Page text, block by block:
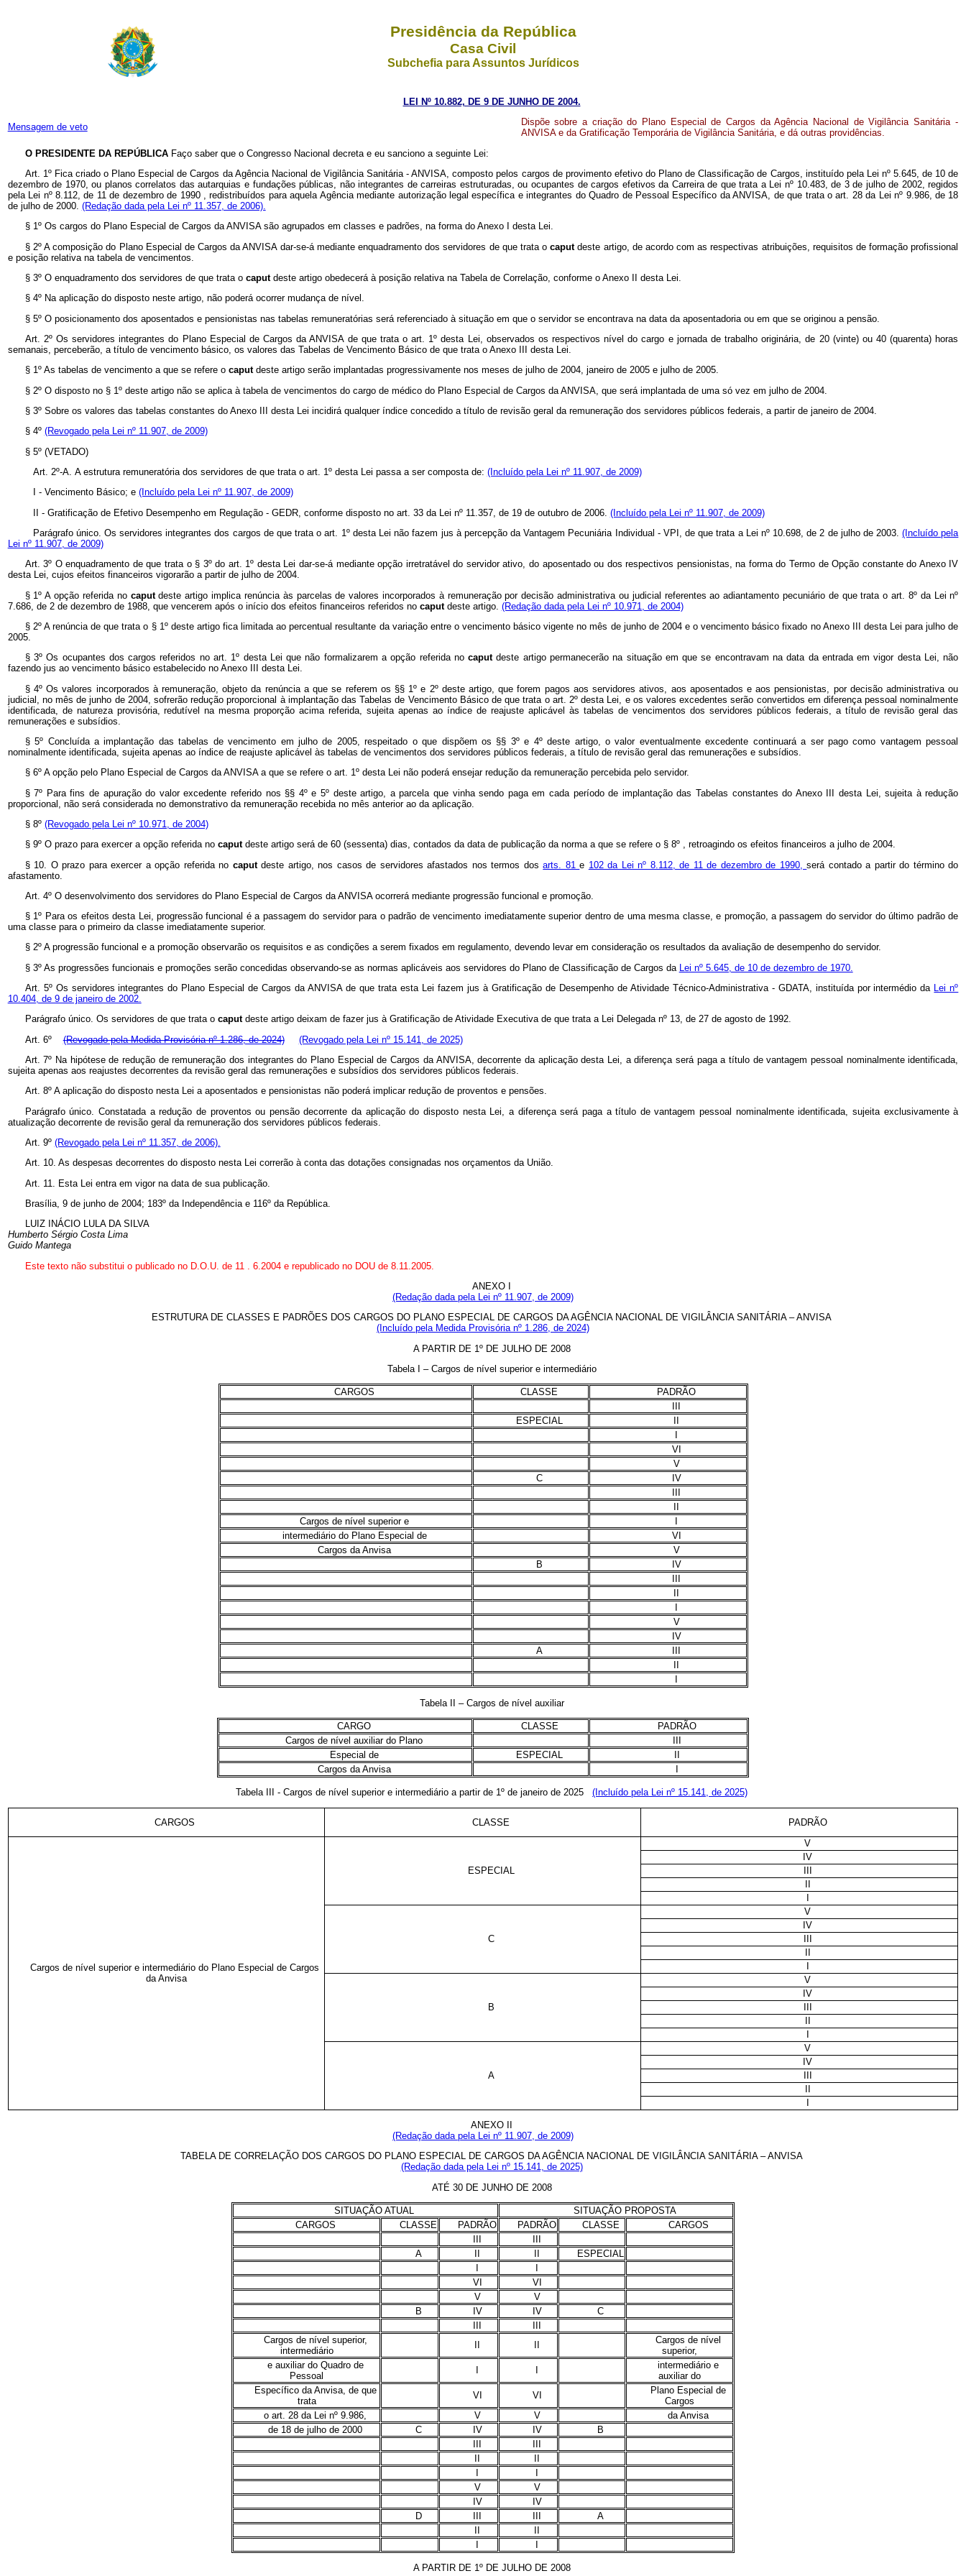
Presidência da República
Casa Civil
Subchefia para Assuntos Jurídicos
LEI Nº 10.882, DE 9 DE JUNHO DE 2004.
Mensagem de veto
Dispõe sobre a criação do Plano Especial de Cargos da Agência Nacional de Vigilância Sanitária -
ANVISA e da Gratificação Temporária de Vigilância Sanitária, e dá outras providências.
O PRESIDENTE DA REPÚBLICA Faço saber que o Congresso Nacional decreta e eu sanciono a seguinte Lei:
Art. 1º Fica criado o Plano Especial de Cargos da Agência Nacional de Vigilância Sanitária - ANVISA, composto pelos cargos de provimento efetivo do Plano de Classificação de Cargos, instituído pela
Lei nº5.645, de 10 de
dezembro de 1970,ou planos correlatos das autarquias e fundações públicas, não integrantes de carreiras estruturadas, ou ocupantes de cargos efetivos da Carreira de que trata a Lei nº 10.483, de 3 de julho de 2002, regidos
pela
Lei nº 8.112, de 11 de dezembro de 1990 ,redistribuídos para aquela Agência mediante autorização legal específica e integrantes do Quadro de Pessoal Específico da ANVISA, de que trata oart. 28 da Lei nº 9.986, de 18
de julho de 2000. (Redação dada pela Lei nº 11.357, de 2006).
§ 1º Os cargos do Plano Especial de Cargos da ANVISA são agrupados em classes e padrões, na forma do Anexo I desta Lei.
§ 2º A composição do Plano Especial de Cargos da ANVISA dar-se-á mediante enquadramento dos servidores de que trata ocaputdeste artigo, de acordo com as respectivas atribuições, requisitos de formação profissional
e posição relativa na tabela de vencimentos.
§ 3º O enquadramento dos servidores de que trata o caput deste artigo obedecerá à posição relativa na Tabela de Correlação, conforme o Anexo II desta Lei.
§ 4º Na aplicação do disposto neste artigo, não poderá ocorrer mudança de nível.
§ 5º O posicionamento dos aposentados e pensionistas nas tabelas remuneratórias será referenciado à situação em que o servidor se encontrava na data da aposentadoria ou em que se originou a pensão.
Art. 2º Os servidores integrantes do Plano Especial de Cargos da ANVISA de que trata o art. 1º desta Lei, observados os respectivos nível do cargo e jornada de trabalho originária, de 20 (vinte) ou 40 (quarenta) horas
semanais, perceberão, a título de vencimento básico, os valores das Tabelas de Vencimento Básico de que trata o Anexo III desta Lei.
§ 1º As tabelas de vencimento a que se refere o caput deste artigo serão implantadas progressivamente nos meses de julho de 2004, janeiro de 2005 e julho de 2005.
§ 2º O disposto no § 1º deste artigo não se aplica à tabela de vencimentos do cargo de médico do Plano Especial de Cargos da ANVISA, que será implantada de uma só vez em julho de 2004.
§ 3º Sobre os valores das tabelas constantes do Anexo III desta Lei incidirá qualquer índice concedido a título de revisão geral da remuneração dos servidores públicos federais, a partir de janeiro de 2004.
§ 4º (Revogado pela Lei nº 11.907, de 2009)
§ 5º (VETADO)
Art. 2º-A. A estrutura remuneratória dos servidores de que trata o art. 1º desta Lei passa a ser composta de: (Incluído pela Lei nº 11.907, de 2009)
I - Vencimento Básico; e (Incluído pela Lei nº 11.907, de 2009)
II - Gratificação de Efetivo Desempenho em Regulação - GEDR, conforme disposto no art. 33 da Lei nº 11.357, de 19 de outubro de 2006. (Incluído pela Lei nº 11.907, de 2009)
Parágrafo único. Os servidores integrantes dos cargos de que trata o art. 1º desta Lei não fazem jus à percepção da Vantagem Pecuniária Individual - VPI, de que trata a Lei nº 10.698, de 2 de julho de 2003.(Incluído pela
Lei nº 11.907, de 2009)
Art. 3º O enquadramento de que trata o § 3º do art. 1º desta Lei dar-se-á mediante opção irretratável do servidor ativo, do aposentado ou dos respectivos pensionistas, na forma do Termo de Opção constante do Anexo IV
desta Lei, cujos efeitos financeiros vigorarão a partir de julho de 2004.
§ 1º A opção referida no caputdeste artigo implica renúncia às parcelas de valores incorporados à remuneração por decisão administrativa ou judicial referentes ao adiantamento pecuniário de que trata o art. 8º da Lei nº
7.686, de 2 de dezembro de 1988, que vencerem após o início dos efeitos financeiros referidos no caput deste artigo. (Redação dada pela Lei nº 10.971, de 2004)
§ 2º A renúncia de que trata o § 1º deste artigo fica limitada ao percentual resultante da variação entre o vencimento básico vigente no mês de junho de 2004 e o vencimento básico fixado no Anexo III desta Lei para julho de
2005.
§ 3º Os ocupantes dos cargos referidos no art. 1º desta Lei que não formalizarem a opção referida nocaputdeste artigo permanecerão na situação em que se encontravam na data da entrada em vigor desta Lei, não
fazendo jus ao vencimento básico estabelecido no Anexo III desta Lei.
§ 4º Os valores incorporados à remuneração, objeto da renúncia a que se referem os §§ 1º e 2º deste artigo, que forem pagos aos servidores ativos, aos aposentados e aos pensionistas, por decisão administrativa ou
judicial, no mês de junho de 2004, sofrerão redução proporcional à implantação das Tabelas de Vencimento Básico de que trata o art. 2º desta Lei, e os valores excedentes serão convertidos em diferença pessoal nominalmente
identificada, de natureza provisória, redutível na mesma proporção acima referida, sujeita apenas ao índice de reajuste aplicável às tabelas de vencimentos dos servidores públicos federais, a título de revisão geral das
remunerações e subsídios.
§ 5º Concluída a implantação das tabelas de vencimento em julho de 2005, respeitado o que dispõem os §§ 3º e 4º deste artigo, o valor eventualmente excedente continuará a ser pago como vantagem pessoal
nominalmente identificada, sujeita apenas ao índice de reajuste aplicável às tabelas de vencimentos dos servidores públicos federais, a título de revisão geral das remunerações e subsídios.
§ 6º A opção pelo Plano Especial de Cargos da ANVISA a que se refere o art. 1º desta Lei não poderá ensejar redução da remuneração percebida pelo servidor.
§ 7º Para fins de apuração do valor excedente referido nos §§ 4º e 5º deste artigo, a parcela que vinha sendo paga em cada período de implantação das Tabelas constantes do Anexo III desta Lei, sujeita à redução
proporcional, não será considerada no demonstrativo da remuneração recebida no mês anterior ao da aplicação.
§ 8º (Revogado pela Lei nº 10.971, de 2004)
§ 9º O prazo para exercer a opção referida no caput deste artigo será de 60 (sessenta) dias, contados da data de publicação da norma a que se refere o § 8º , retroagindo os efeitos financeiros a julho de 2004.
§ 10. O prazo para exercer a opção referida no caputdeste artigo, nos casos de servidores afastados nos termos dosarts. 81e 102 da Lei nº 8.112, de 11 de dezembro de 1990,será contado a partir do término do
afastamento.
Art. 4º O desenvolvimento dos servidores do Plano Especial de Cargos da ANVISA ocorrerá mediante progressão funcional e promoção.
§ 1º Para os efeitos desta Lei, progressão funcional é a passagem do servidor para o padrão de vencimento imediatamente superior dentro de uma mesma classe, e promoção, a passagem do servidor do último padrão de
uma classe para o primeiro da classe imediatamente superior.
§ 2º A progressão funcional e a promoção observarão os requisitos e as condições a serem fixados em regulamento, devendo levar em consideração os resultados da avaliação de desempenho do servidor.
§ 3º As progressões funcionais e promoções serão concedidas observando-se as normas aplicáveis aos servidores do Plano de Classificação de Cargos da
Lei nº 5.645, de 10 de dezembro de 1970.
Art. 5º Os servidores integrantes do Plano Especial de Cargos da ANVISA de que trata esta Lei fazem jus à Gratificação de Desempenho de Atividade Técnico-Administrativa - GDATA, instituída por intermédio da Lei nº
10.404, de 9 de janeiro de 2002.
Parágrafo único. Os servidores de que trata o caput deste artigo deixam de fazer jus à Gratificação de Atividade Executiva de que trata a Lei Delegada nº 13, de 27 de agosto de 1992.
Art. 6º
(Revogado pela Medida Provisória nº 1.286, de 2024)
(Revogado pela Lei nº 15.141, de 2025)
Art. 7º Na hipótese de redução de remuneração dos integrantes do Plano Especial de Cargos da ANVISA, decorrente da aplicação desta Lei, a diferença será paga a título de vantagem pessoal nominalmente identificada,
sujeita apenas aos reajustes decorrentes da revisão geral das remunerações e subsídios dos servidores públicos federais.
Art. 8º A aplicação do disposto nesta Lei a aposentados e pensionistas não poderá implicar redução de proventos e pensões.
Parágrafo único. Constatada a redução de proventos ou pensão decorrente da aplicação do disposto nesta Lei, a diferença será paga a título de vantagem pessoal nominalmente identificada, sujeita exclusivamente à
atualização decorrente de revisão geral da remuneração dos servidores públicos federais.
Art. 9º (Revogado pela Lei nº 11.357, de 2006).
Art. 10. As despesas decorrentes do disposto nesta Lei correrão à conta das dotações consignadas nos orçamentos da União.
Art. 11. Esta Lei entra em vigor na data de sua publicação.
Brasília, 9 de junho de 2004; 183º da Independência e 116º da República.
LUIZ INÁCIO LULA DA SILVA
Humberto Sérgio Costa Lima
Guido Mantega
Este texto não substitui o publicado no D.O.U. de 11
6.2004 e republicado no DOU de 8.11.2005.
ANEXO I
(Redação dada pela Lei nº 11.907, de 2009)
ESTRUTURA DE CLASSES E PADRÕES DOS CARGOS DO PLANO ESPECIAL DE CARGOS DA AGÊNCIA NACIONAL DE VIGILÂNCIA SANITÁRIA – ANVISA
(Incluído pela Medida Provisória nº 1.286, de 2024)
A PARTIR DE 1º DE JULHO DE 2008
Tabela I – Cargos de nível superior e intermediário
CARGOS CLASSE
PADRÃO
ESPECIAL
VI
V
C
IV
Cargos de nível superior e
intermediário do Plano Especial de
VI
Cargos da Anvisa
V
B
IV
V
IV
A
Tabela II – Cargos de nível auxiliar
CARGO CLASSE
PADRÃO
Cargos de nível auxiliar do Plano
Especial de
ESPECIAL
Cargos da Anvisa
Tabela III - Cargos de nível superior e intermediário a partir de 1º de janeiro de 2025 (Incluído pela Lei nº 15.141, de 2025)
CARGOS CLASSE PADRÃO
Cargos de nível superior e intermediário do Plano Especial de Cargos
da Anvisa
ESPECIAL
V
IV
III
II
I
C
V
IV
III
II
I
B
V
IV
III
II
I
A
V
IV
III
II
I
ANEXO II
(Redação dada pela Lei nº 11.907, de 2009)
TABELA DE CORRELAÇÃO DOS CARGOS DO PLANO ESPECIAL DE CARGOS DA AGÊNCIA NACIONAL DE VIGILÂNCIA SANITÁRIA – ANVISA
(Redação dada pela Lei nº 15.141, de 2025)
ATÉ 30 DE JUNHO DE 2008
SITUAÇÃO ATUAL
SITUAÇÃO PROPOSTA
CARGOS
CLASSE PADRÃO PADRÃO CLASSE
CARGOS
A
ESPECIAL
VI
VI
V
V
B
IV IV
C
Cargos de nível superior,
intermediário
Cargos de nível
superior,
e auxiliar do Quadro de
Pessoal
intermediário e
auxiliar do
Específico da Anvisa, de que
trata
VI VI
Plano Especial de
Cargos
o art. 28 da Lei nº 9.986,
V V
da Anvisa
de 18 de julho de 2000
C IV IV
B
V
V
IV
IV
D
A
A PARTIR DE 1º DE JULHO DE 2008